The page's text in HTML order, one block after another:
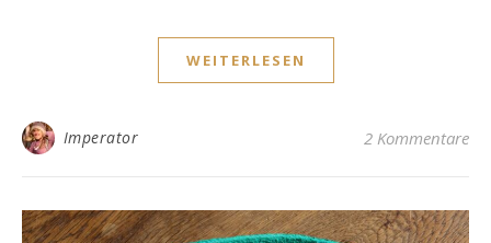
WEITERLESEN
Imperator 2 Kommentare